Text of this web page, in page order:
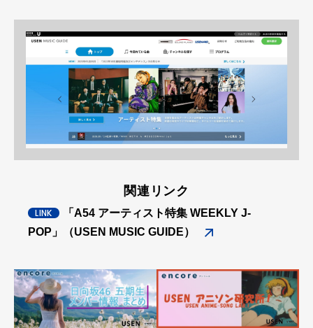
関連リンク
「A54 アーティスト特集 WEEKLY J-
POP」（USEN MUSIC GUIDE）